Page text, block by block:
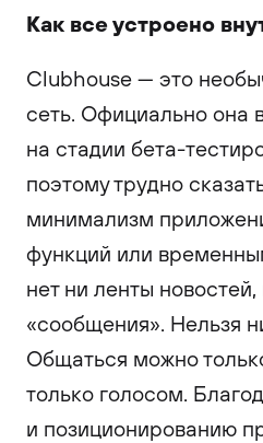
Как все устроено
Clubhouse — это
сеть. Официально она
на стадии бета-
поэтому трудно
минимализм
функций или
нет ни ленты
«сообщения». Нельзя
Общаться можно
только голосом.
и позиционированию